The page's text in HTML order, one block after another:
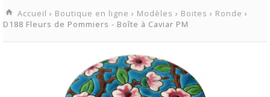
Accueil › Boutique en ligne › Modèles › Boites › Ronde ›
D188 Fleurs de Pommiers - Boîte à Caviar PM